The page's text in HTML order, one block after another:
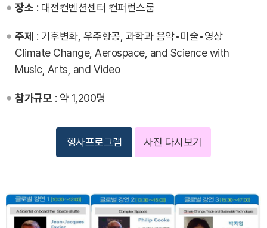
장소 : 대전컨벤션센터 컨퍼런스룸
주제 : 기후변화, 우주항공, 과학과 음악•미술•영상
Climate Change, Aerospace, and Science with
Music, Arts, and Video
참가규모 : 약 1,200명
행사프로그램 사진 다시보기